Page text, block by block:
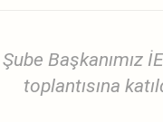
Şube Başkanımız
toplantısına